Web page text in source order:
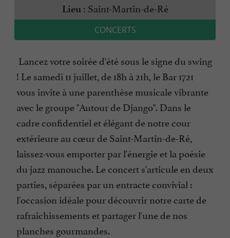
Lieu : Saint-Martin-de-Ré
CONCERTS
Lancez votre soirée d'été sous le signe du swing
! Le samedi 11 juillet, de 18h à 21h, le Bar 1721
vous invite à une parenthèse musicale vibrante
avec le groupe "Autour de Django". Dans le
cadre confidentiel et élégant de notre cour
extérieure au cœur de Saint-Martin-de-Ré,
laissez-vous emporter par l'énergie et la poésie
du jazz manouche. Le concert s'articule en deux
parties, séparées par un entracte convivial :
l'occasion idéale pour découvrir notre carte de
rafraîchissements et partager l'une de nos
planches gourmandes.